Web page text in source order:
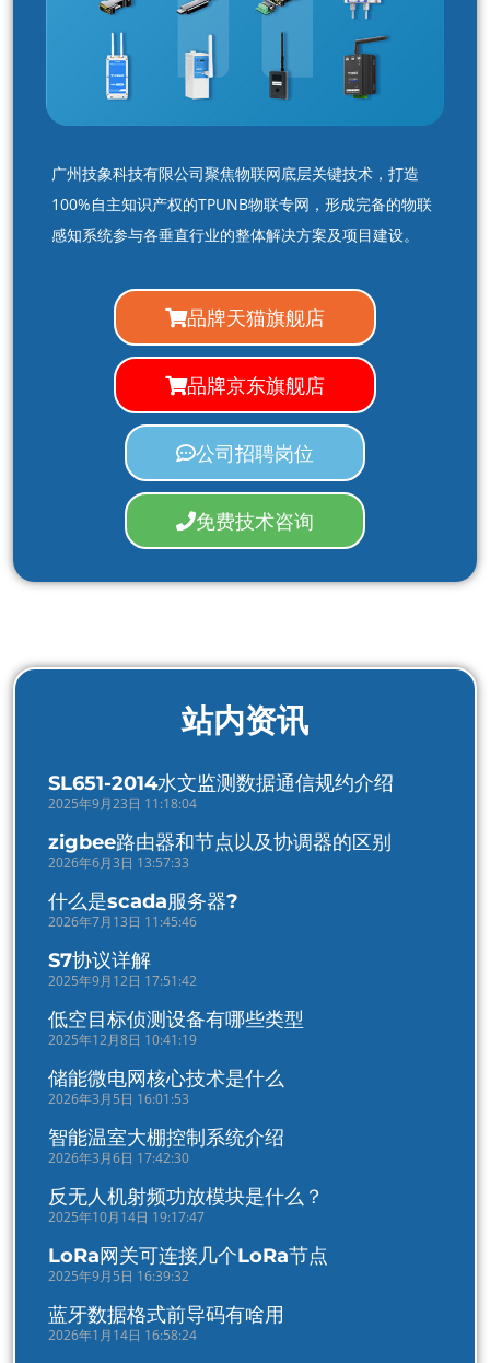
广州技象科技有限公司聚焦物联网底层关键技术，打造
100%自主知识产权的TPUNB物联专网，形成完备的物联
感知系统参与各垂直行业的整体解决方案及项目建设。
品牌天猫旗舰店
品牌京东旗舰店
公司招聘岗位
免费技术咨询
站内资讯
SL651-2014水文监测数据通信规约介绍
2025年9月23日 11:18:04
zigbee路由器和节点以及协调器的区别
2026年6月3日 13:57:33
什么是scada服务器?
2026年7月13日 11:45:46
S7协议详解
2025年9月12日 17:51:42
低空目标侦测设备有哪些类型
2025年12月8日 10:41:19
储能微电网核心技术是什么
2026年3月5日 16:01:53
智能温室大棚控制系统介绍
2026年3月6日 17:42:30
反无人机射频功放模块是什么？
2025年10月14日 19:17:47
LoRa网关可连接几个LoRa节点
2025年9月5日 16:39:32
蓝牙数据格式前导码有啥用
2026年1月14日 16:58:24